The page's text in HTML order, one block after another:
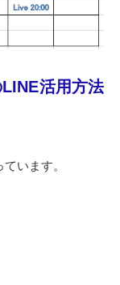
活用方法
います。